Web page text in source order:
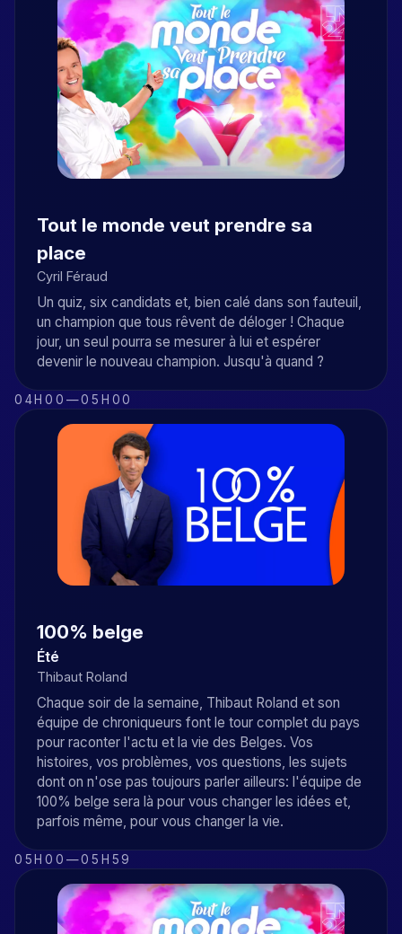
Tout le monde veut prendre sa
place
Cyril Féraud
Un quiz, six candidats et, bien calé dans son fauteuil,
un champion que tous rêvent de déloger ! Chaque
jour, un seul pourra se mesurer à lui et espérer
devenir le nouveau champion. Jusqu'à quand ?
04H00 —05H00
100% belge
Été
Thibaut Roland
Chaque soir de la semaine, Thibaut Roland et son
équipe de chroniqueurs font le tour complet du pays
pour raconter l'actu et la vie des Belges. Vos
histoires, vos problèmes, vos questions, les sujets
dont on n'ose pas toujours parler ailleurs: l'équipe de
100% belge sera là pour vous changer les idées et,
parfois même, pour vous changer la vie.
05H00 —05H59